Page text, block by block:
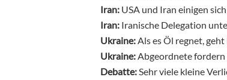
Iran: USA und Iran einigen
Iran: Iranische Delegation
Ukraine: Als es Öl regnet,
Ukraine: Abgeordnete fordern
Debatte: Sehr viele kleine